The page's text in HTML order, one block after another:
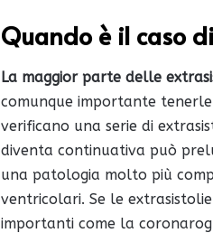
Quando è il caso
La maggior parte delle
comunque importante
verificano una serie di
diventa continuativa può
una patologia molto più
ventricolari. Se le
importanti come la